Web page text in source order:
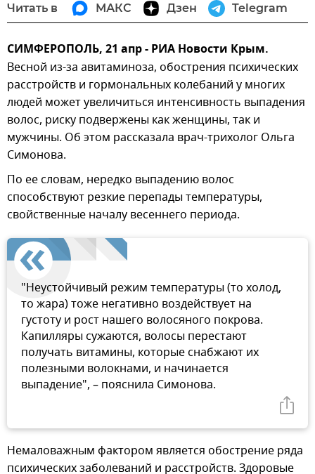
Читать в МАКС Дзен Telegram
СИМФЕРОПОЛЬ, 21 апр - РИА Новости Крым.
Весной из-за авитаминоза, обострения психических
расстройств и гормональных колебаний у многих
людей может увеличиться интенсивность выпадения
волос, риску подвержены как женщины, так и
мужчины. Об этом рассказала врач-трихолог Ольга
Симонова.
По ее словам, нередко выпадению волос
способствуют резкие перепады температуры,
свойственные началу весеннего периода.
"Неустойчивый режим температуры (то холод,
то жара) тоже негативно воздействует на
густоту и рост нашего волосяного покрова.
Капилляры сужаются, волосы перестают
получать витамины, которые снабжают их
полезными волокнами, и начинается
выпадение", – пояснила Симонова.
Немаловажным фактором является обострение ряда
психических заболеваний и расстройств. Здоровые